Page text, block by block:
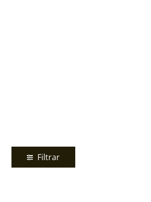
Filtrar